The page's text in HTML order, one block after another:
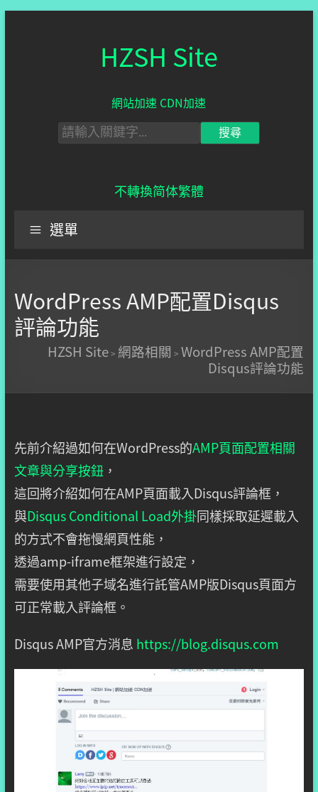
HZSH Site
網站加速 CDN加速
不轉換简体繁體
選單
WordPress AMP配置Disqus
評論功能
HZSH Site> 網路相關 > WordPress AMP配置
Disqus評論功能
先前介紹過如何在WordPress的AMP頁面配置相關
文章與分享按鈕，
這回將介紹如何在AMP頁面載入Disqus評論框，
與Disqus Conditional Load外掛同樣採取延遲載入
的方式不會拖慢網頁性能，
透過amp-iframe框架進行設定，
需要使用其他子域名進行託管AMP版Disqus頁面方
可正常載入評論框。
Disqus AMP官方消息 https://blog.disqus.com